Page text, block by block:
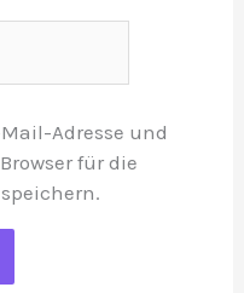
Adresse und
für die